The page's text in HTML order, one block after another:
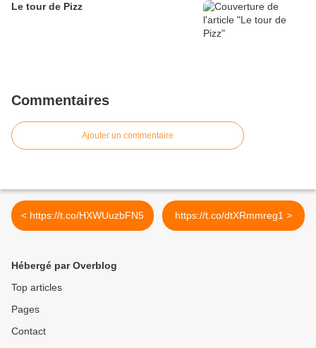
Le tour de Pizz
Commentaires
Ajouter un commentaire
< https://t.co/HXWUuzbFN5 https://t.co/dtXRmmreg1 >
Hébergé par Overblog
Top articles
Pages
Contact